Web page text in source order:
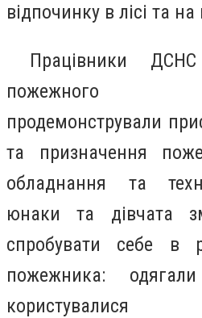
відпочинку в лісі та
Працівники
пожежного
продемонстрували
та призначення
обладнання та
юнаки та дівчата
спробувати себе в
пожежника:
користувалися